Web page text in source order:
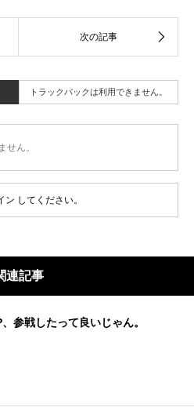
トラックバックは利用できません。
せん。
ン してください。
連記事
参戦したって良いじゃん。